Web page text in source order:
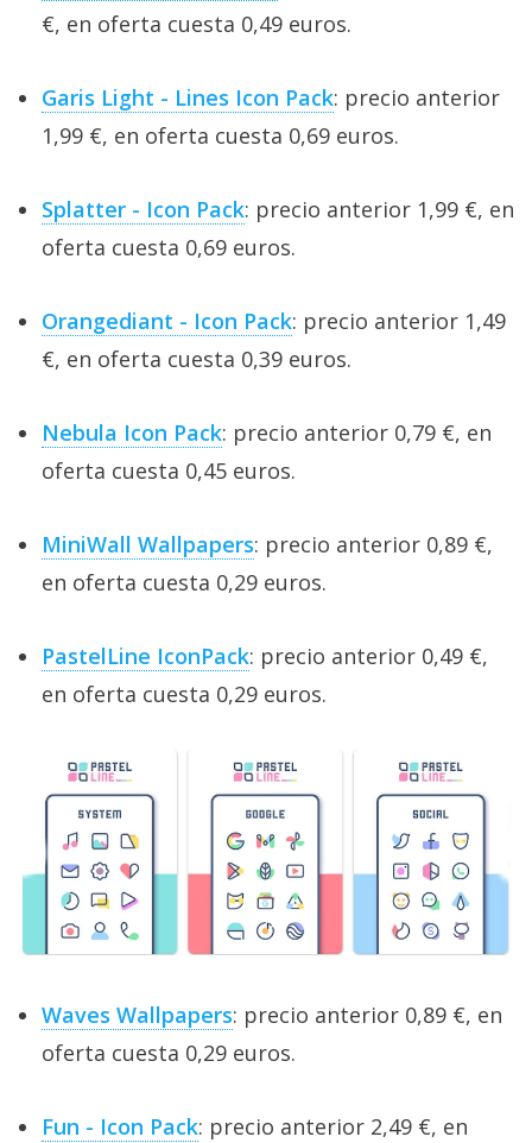
€, en oferta cuesta 0,49 euros.
Garis Light - Lines Icon Pack: precio anterior
1,99 €, en oferta cuesta 0,69 euros.
Splatter - Icon Pack: precio anterior 1,99 €, en
oferta cuesta 0,69 euros.
Orangediant - Icon Pack: precio anterior 1,49
€, en oferta cuesta 0,39 euros.
Nebula Icon Pack: precio anterior 0,79 €, en
oferta cuesta 0,45 euros.
MiniWall Wallpapers: precio anterior 0,89 €,
en oferta cuesta 0,29 euros.
PastelLine IconPack: precio anterior 0,49 €,
en oferta cuesta 0,29 euros.
Waves Wallpapers: precio anterior 0,89 €, en
oferta cuesta 0,29 euros.
Fun - Icon Pack: precio anterior 2,49 €, en